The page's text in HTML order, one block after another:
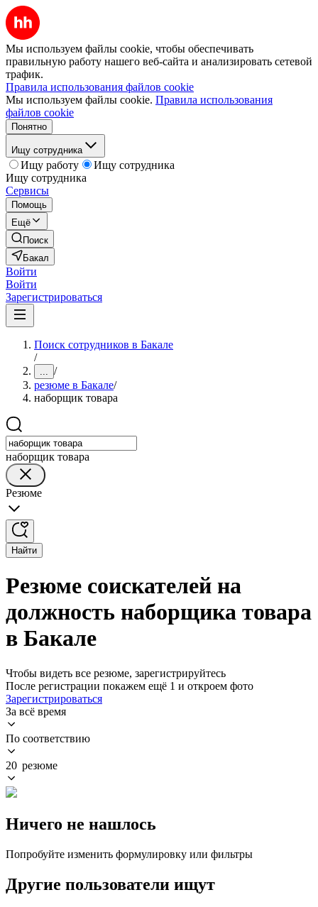
Мы используем файлы cookie, чтобы обеспечивать
правильную работу нашего веб-сайта и анализировать сетевой
трафик.
Правила использования файлов cookie
Мы используем файлы cookie. Правила использования
файлов cookie
Понятно
Ищу сотрудника
Ищу работу
Ищу сотрудника
Ищу сотрудника
Сервисы
Помощь
Ещё
Поиск
Бакал
Войти
Войти
Зарегистрироваться
Поиск сотрудников в Бакале
/
... /
резюме в Бакале/
наборщик товара
наборщик товара
Резюме
Найти
Резюме соискателей на
должность наборщика товара
в Бакале
Чтобы видеть все резюме, зарегистрируйтесь
После регистрации покажем ещё 1 и откроем фото
Зарегистрироваться
За всё время
По соответствию
20 резюме
Ничего не нашлось
Попробуйте изменить формулировку или фильтры
Другие пользователи ищут